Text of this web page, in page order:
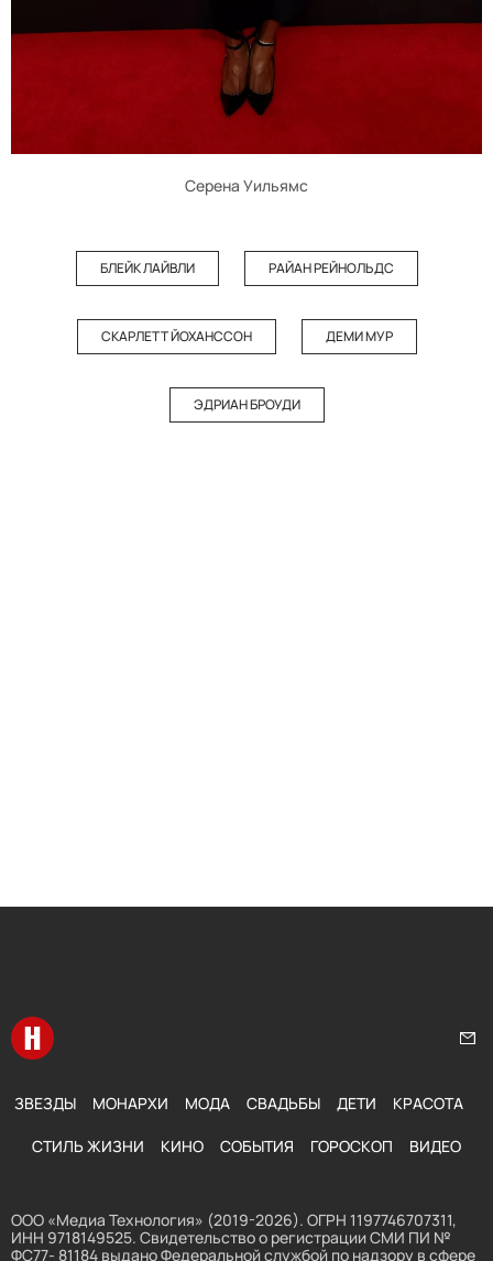
Серена Уильямс
БЛЕЙК ЛАЙВЛИ РАЙАН РЕЙНОЛЬДС
СКАРЛЕТТ ЙОХАНССОН ДЕМИ МУР
ЭДРИАН БРОУДИ
Перейти на главную
ЗВЕЗДЫ МОНАРХИ МОДА СВАДЬБЫ ДЕТИ КРАСОТА
СТИЛЬ ЖИЗНИ КИНО СОБЫТИЯ ГОРОСКОП ВИДЕО
ООО «Медиа Технология» (2019-2026). ОГРН 1197746707311,
ИНН 9718149525. Свидетельство о регистрации СМИ ПИ №
ФС77- 81184 выдано Федеральной службой по надзору в сфере